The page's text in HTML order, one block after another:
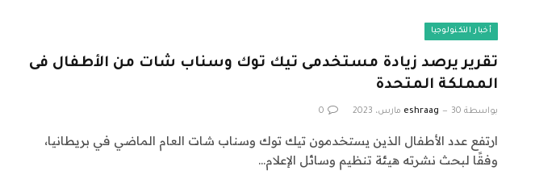
أخبار التكنولوجيا
تقرير يرصد زيادة مستخدمى تيك توك وسناب شات من الأطفال فى
المملكة المتحدة
بواسطة eshraag 30 مارس، 2023 0
ارتفع عدد الأطفال الذين يستخدمون تيك توك وسناب شات العام الماضي في بريطانيا،
وفقًا لبحث نشرته هيئة تنظيم وسائل الإعلام…